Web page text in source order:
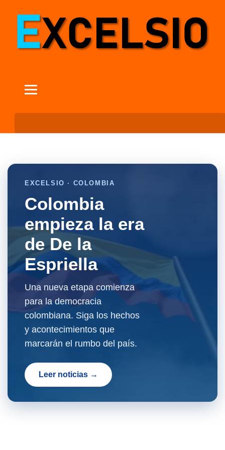
EXCELSIO · COLOMBIA
Colombia
empieza la era
de De la
Espriella
Una nueva etapa comienza
para la democracia
colombiana. Siga los hechos
y acontecimientos que
marcarán el rumbo del país.
Leer noticias →